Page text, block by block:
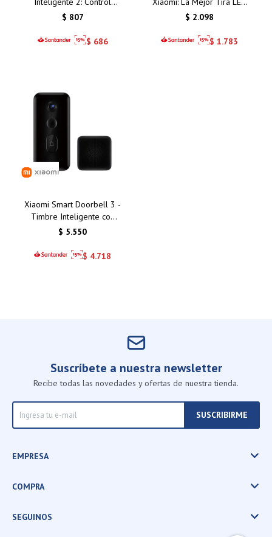
Remoto y Eficiencia
Inteligente en Uruguay
$ 807
$ 686
Inteligente con Control de
Uruguay
$ 2.098
$ 1.783
Xiaomi Smart Doorbell 3 -
Timbre Inteligente con
Cámara HD, Visión
Wi-Fi
$ 5.550
$ 4.718
Suscríbete a nuestra newsletter
Recibe todas las novedades y ofertas de nuestra tienda.
SUSCRIBIRME
EMPRESA
COMPRA
SEGUINOS